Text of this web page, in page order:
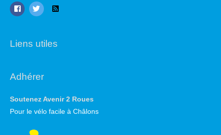
Liens utiles
Adhérer
Soutenez Avenir 2 Roues
Pour le vélo facile à Châlons